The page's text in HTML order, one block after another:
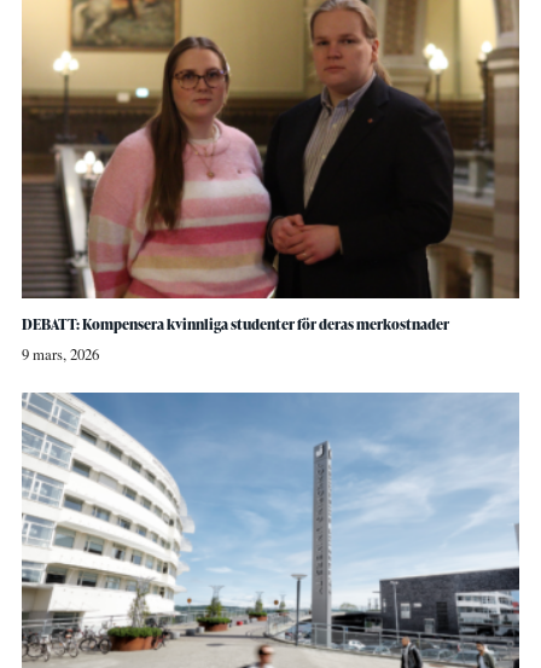
DEBATT: Kompensera kvinnliga studenter för deras merkostnader
9 mars, 2026